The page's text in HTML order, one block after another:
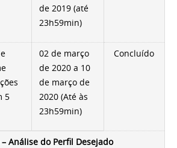
de 2019 (até
23h59min)
5
02 de março
de 2020 a 10
de março de
2020 (Até às
23h59min)
Concluído
– Análise do Perfil Desejado